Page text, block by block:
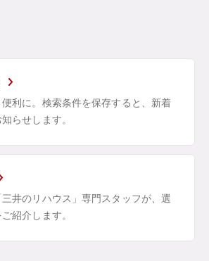
利に。検索条件を保存すると、新着
らせします。
井のリハウス」専門スタッフが、選
紹介します。